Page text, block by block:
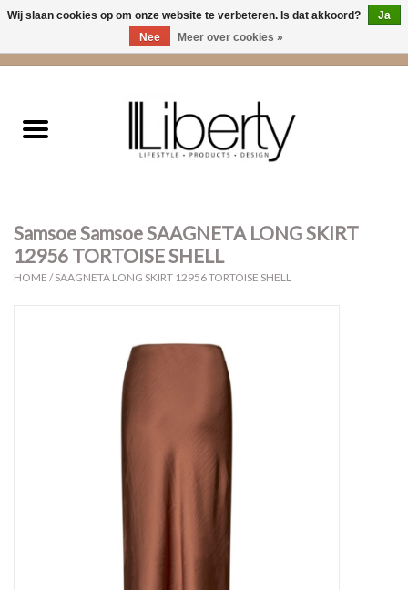
Kleding
Cadeaus
Samsoe Samsoe SAAGNETA LONG SKIRT
12956 TORTOISE SHELL
HOME /SAAGNETA LONG SKIRT 12956 TORTOISE SHELL
Wij slaan cookies op om onze website te verbeteren. Is dat akkoord?
Ja
Nee
Meer over cookies »